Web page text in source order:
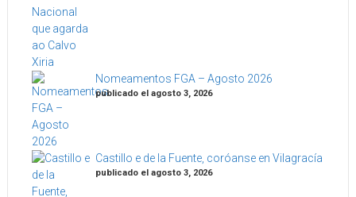
Nomeamentos FGA – Agosto 2026
publicado el agosto 3, 2026
Castillo e de la Fuente, coróanse en Vilagracía
publicado el agosto 3, 2026